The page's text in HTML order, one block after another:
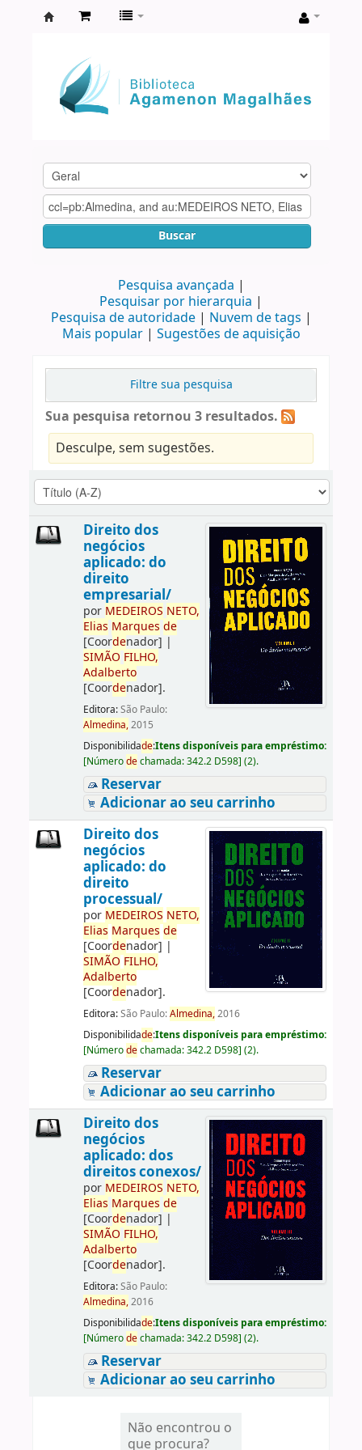
Agamenon
Magalhães
Buscar
Pesquisa avançada
Pesquisar por hierarquia
Pesquisa de autoridade
Nuvem de tags
Mais popular
Sugestões de aquisição
Filtre sua pesquisa
Sua pesquisa retornou 3 resultados.
Desculpe, sem sugestões.
Direito dos
negócios
aplicado: do
direito
empresarial/
por MEDEIROS NETO,
Elias Marques de
[Coordenador] |
SIMÃO FILHO,
Adalberto
[Coordenador].
Editora:São Paulo:
Almedina,2015
Disponibilidade:Itens disponíveis para empréstimo:
[Númerodechamada:342.2 D598] (2).
Reservar
Adicionar ao seu carrinho
Direito dos
negócios
aplicado: do
direito
processual/
por MEDEIROS NETO,
Elias Marques de
[Coordenador] |
SIMÃO FILHO,
Adalberto
[Coordenador].
Editora:São Paulo:Almedina,2016
Disponibilidade:Itens disponíveis para empréstimo:
[Númerodechamada:342.2 D598] (2).
Reservar
Adicionar ao seu carrinho
Direito dos
negócios
aplicado: dos
direitos conexos/
por MEDEIROS NETO,
Elias Marques de
[Coordenador] |
SIMÃO FILHO,
Adalberto
[Coordenador].
Editora:São Paulo:
Almedina,2016
Disponibilidade:Itens disponíveis para empréstimo:
[Númerodechamada:342.2 D598] (2).
Reservar
Adicionar ao seu carrinho
Não encontrou o
que procura?